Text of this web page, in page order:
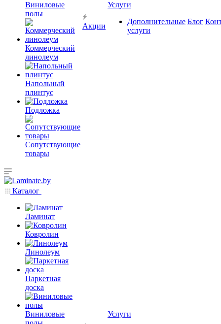
Виниловые
полы
Коммерческий
линолеум
Напольный
плинтус
Подложка
Сопутствующие
товары
Акции
Услуги
Дополнительные
услуги
Блог
Каталог
Ламинат
Ковролин
Линолеум
Паркетная
доска
Виниловые
Услуги